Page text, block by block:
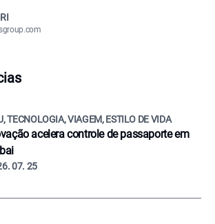
TECNOLOGIA, VIAGEM, ESTILO DE VIDA
acelera controle de passaporte em
07. 25